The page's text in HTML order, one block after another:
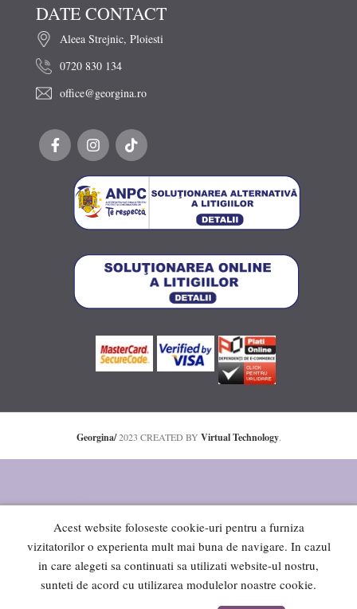
DATE CONTACT
Aleea Strejnic, Ploiesti
0720 830 134
office@georgina.ro
Georgina/ 2023 CREATED BY Virtual Technology.
Acest website foloseste cookie-uri pentru a furniza
vizitatorilor o experienta mult mai buna de navigare. In cazul
in care alegeti sa continuati sa utilizati website-ul nostru,
sunteti de acord cu utilizarea modulelor noastre cookie.